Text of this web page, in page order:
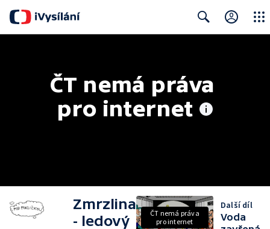
ČT nemá práva
pro internet
Zmrzlina
- ledový
ČT nemá práva
pro internet
Další díl
Voda